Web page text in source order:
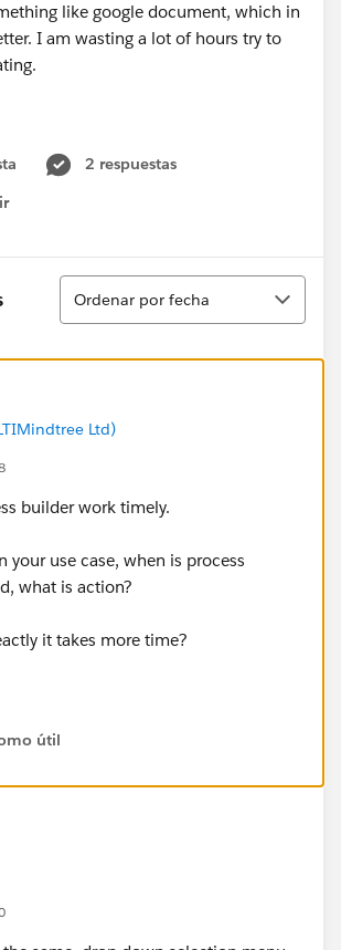
like google document, which in
I am wasting a lot of hours try to
2 respuestas
Ordenar
Ordenar por fecha
Ltd)
builder work timely.
your use case, when is process
what is action?
it takes more time?
logs?
útil